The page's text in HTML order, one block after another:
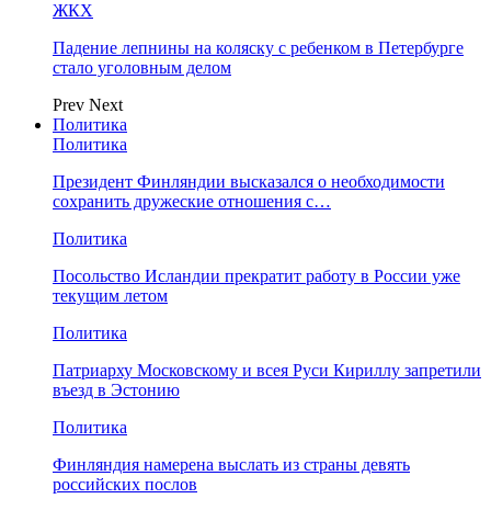
ЖКХ
Падение лепнины на коляску с ребенком в Петербурге
стало уголовным делом
Prev Next
Политика
Политика
Президент Финляндии высказался о необходимости
сохранить дружеские отношения с…
Политика
Посольство Исландии прекратит работу в России уже
текущим летом
Политика
Патриарху Московскому и всея Руси Кириллу запретили
въезд в Эстонию
Политика
Финляндия намерена выслать из страны девять
российских послов